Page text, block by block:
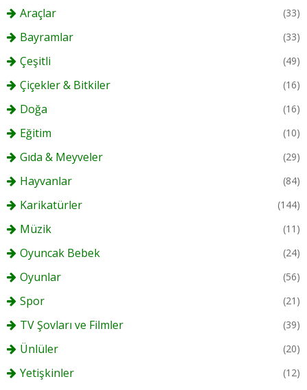
Araçlar (33)
Bayramlar (33)
Çeşitli (49)
Çiçekler & Bitkiler (16)
Doğa (16)
Eğitim (10)
Gıda & Meyveler (29)
Hayvanlar (84)
Karikatürler (144)
Müzik (11)
Oyuncak Bebek (24)
Oyunlar (56)
Spor (21)
TV Şovları ve Filmler (39)
Ünlüler (20)
Yetişkinler (12)